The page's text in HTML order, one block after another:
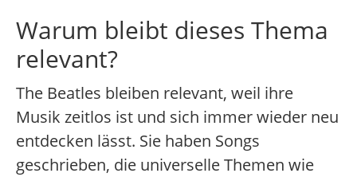
Warum bleibt dieses Thema
relevant?
The Beatles bleiben relevant, weil ihre
Musik zeitlos ist und sich immer wieder neu
entdecken lässt. Sie haben Songs
geschrieben, die universelle Themen wie